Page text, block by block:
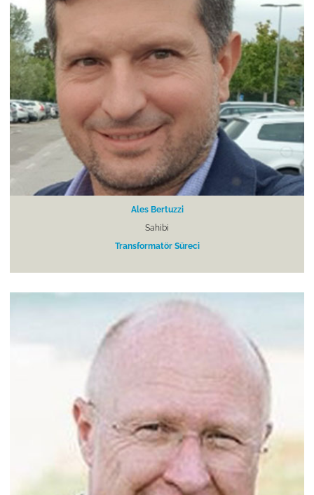
Ales Bertuzzi
Sahibi
Transformatör Süreci